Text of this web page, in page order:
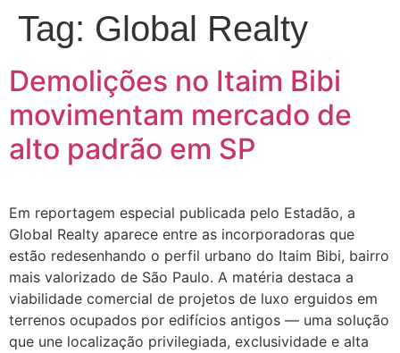
Tag: Global Realty
Demolições no Itaim Bibi
movimentam mercado de
alto padrão em SP
Em reportagem especial publicada pelo Estadão, a
Global Realty aparece entre as incorporadoras que
estão redesenhando o perfil urbano do Itaim Bibi, bairro
mais valorizado de São Paulo. A matéria destaca a
viabilidade comercial de projetos de luxo erguidos em
terrenos ocupados por edifícios antigos — uma solução
que une localização privilegiada, exclusividade e alta